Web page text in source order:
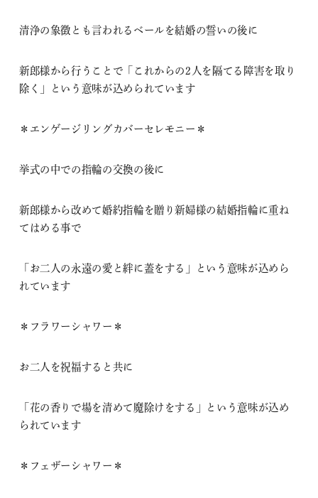
清浄の象徴とも言われるベールを結婚の誓いの後に
新郎様から行うことで「これからの2人を隔てる障害を取り
除く」という意味が込められています
＊エンゲージリングカバーセレモニー＊
挙式の中での指輪の交換の後に
新郎様から改めて婚約指輪を贈り新婦様の結婚指輪に重ね
てはめる事で
「お二人の永遠の愛と絆に蓋をする」という意味が込めら
れています
＊フラワーシャワー＊
お二人を祝福すると共に
「花の香りで場を清めて魔除けをする」という意味が込め
られています
＊フェザーシャワー＊